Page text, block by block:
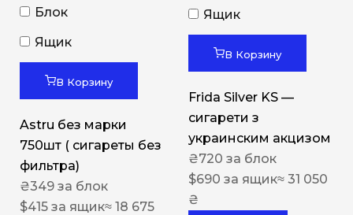
Блок
Ящик
В Корзину
Astru без марки
750шт ( сигареты без
фильтра)
₴349 за блок
$415 за ящик≈ 18 675
Ящик
В Корзину
Frida Silver KS —
сигарети з
украинским акцизом
₴720 за блок
$690 за ящик≈ 31 050
₴